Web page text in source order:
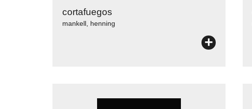
cortafuegos
mankell, henning
+